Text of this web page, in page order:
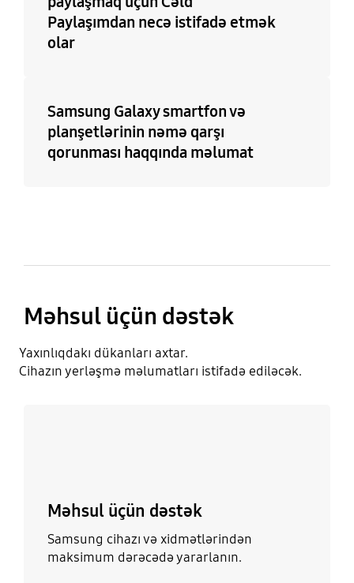
Paylaşımdan necə istifadə etmək
olar
Samsung Galaxy smartfon və
planşetlərinin nəmə qarşı
qorunması haqqında məlumat
Məhsul üçün dəstək
Yaxınlıqdakı dükanları axtar.
Cihazın yerləşmə məlumatları istifadə ediləcək.
Məhsul üçün dəstək
Samsung cihazı və xidmətlərindən
maksimum dərəcədə yararlanın.